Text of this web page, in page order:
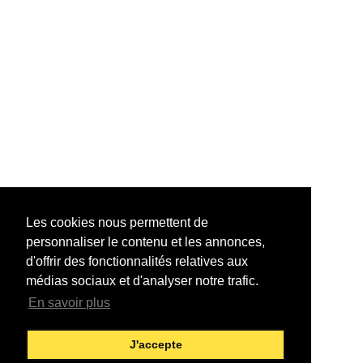
Les cookies nous permettent de
personnaliser le contenu et les annonces,
d'offrir des fonctionnalités relatives aux
médias sociaux et d'analyser notre trafic.
En savoir plus
J'accepte